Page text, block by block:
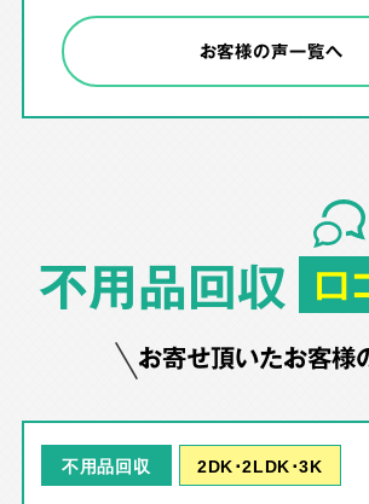
お客様の声一覧へ
不用品回収 口
お寄せ頂いたお客様
不用品回収 2DK･2LDK･3K